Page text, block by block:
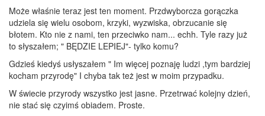
Może właśnie teraz jest ten moment. Przdwyborcza gorączka
udziela się wielu osobom, krzyki, wyzwiska, obrzucanie się
błotem. Kto nie z nami, ten przeciwko nam... echh. Tyle razy już
to słyszałem; " BĘDZIE LEPIEJ"- tylko komu?
Gdzieś kiedyś usłyszałem " Im więcej poznaję ludzi ,tym bardziej
kocham przyrodę" I chyba tak też jest w moim przypadku.
W świecie przyrody wszystko jest jasne. Przetrwać kolejny dzień,
nie stać się czyimś obiadem. Proste.